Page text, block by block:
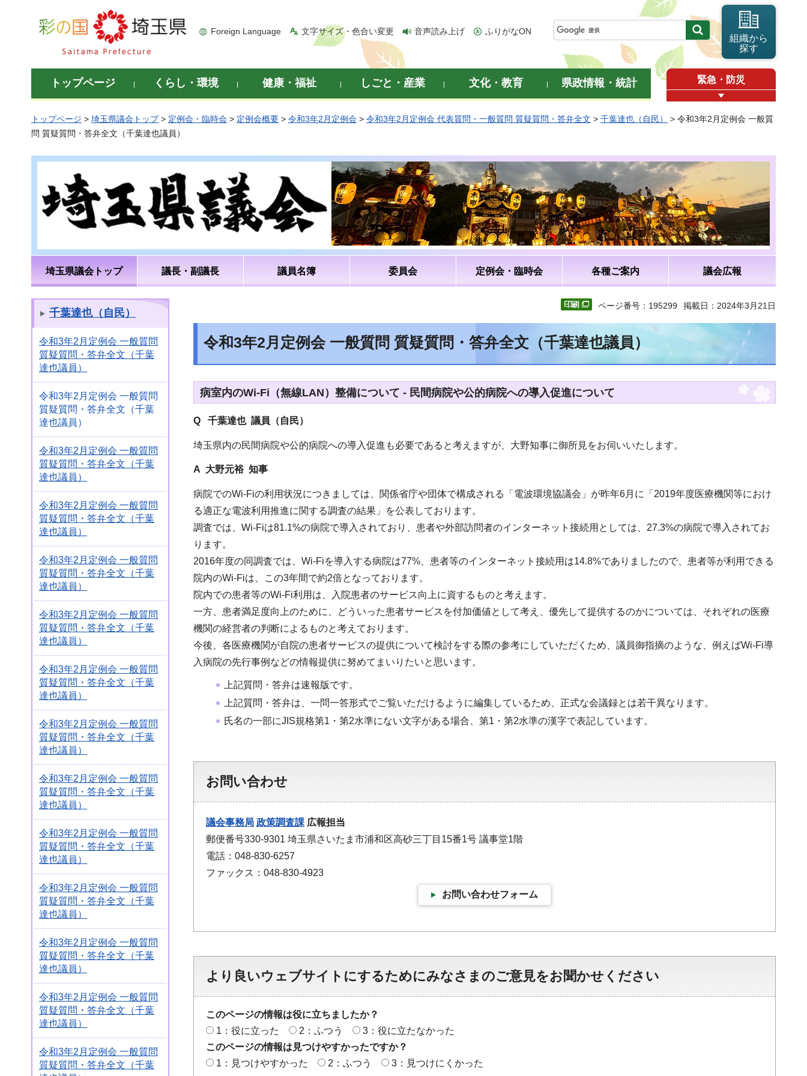
彩の国 埼玉県
Foreign Language 文字サイズ・色合い変更 音声読み上げ ふりがなON
組織から
探す
トップページ くらし・環境 健康・福祉 しごと・産業 文化・教育 県政情報・統計 緊急・防災
トップページ > 埼玉県議会トップ> 定例会・臨時会 > 定例会概要 > 令和3年2月定例会 > 令和3年2月定例会 代表質問・一般質問 質疑質問・答弁全文 > 千葉達也（自民）
> 令和3年2月定例会 一般質
問 質疑質問・答弁全文（千葉達也議員）
埼玉県議会トップ 議長・副議長 議員名簿 委員会 定例会・臨時会 各種ご案内 議会広報
千葉達也（自民）
令和3年2月定例会 一般質問
質疑質問・答弁全文（千葉
達也議員）
令和3年2月定例会 一般質問
質疑質問・答弁全文（千葉
達也議員）
令和3年2月定例会 一般質問
質疑質問・答弁全文（千葉
達也議員）
令和3年2月定例会 一般質問
質疑質問・答弁全文（千葉
達也議員）
令和3年2月定例会 一般質問
質疑質問・答弁全文（千葉
達也議員）
令和3年2月定例会 一般質問
質疑質問・答弁全文（千葉
達也議員）
令和3年2月定例会 一般質問
質疑質問・答弁全文（千葉
達也議員）
令和3年2月定例会 一般質問
質疑質問・答弁全文（千葉
達也議員）
令和3年2月定例会 一般質問
質疑質問・答弁全文（千葉
達也議員）
令和3年2月定例会 一般質問
質疑質問・答弁全文（千葉
達也議員）
令和3年2月定例会 一般質問
質疑質問・答弁全文（千葉
達也議員）
令和3年2月定例会 一般質問
質疑質問・答弁全文（千葉
達也議員）
令和3年2月定例会 一般質問
質疑質問・答弁全文（千葉
達也議員）
令和3年2月定例会 一般質問
質疑質問・答弁全文（千葉
ページ番号：195299 掲載日：2024年3月21日
令和3年2月定例会 一般質問 質疑質問・答弁全文（千葉達也議員）
病室内のWi-Fi（無線LAN）整備について - 民間病院や公的病院への導入促進について
Q 千葉達也 議員（自民）
埼玉県内の民間病院や公的病院への導入促進も必要であると考えますが、大野知事に御所見をお伺いいたします。
A 大野元裕 知事
病院でのWi-Fiの利用状況につきましては、関係省庁や団体で構成される「電波環境協議会」が昨年6月に「2019年度医療機関等におけ
る適正な電波利用推進に関する調査の結果」を公表しております。
調査では、Wi-Fiは81.1%の病院で導入されており、患者や外部訪問者のインターネット接続用としては、27.3%の病院で導入されてお
ります。
2016年度の同調査では、Wi-Fiを導入する病院は77%、患者等のインターネット接続用は14.8%でありましたので、患者等が利用できる
院内のWi-Fiは、この3年間で約2倍となっております。
院内での患者等のWi-Fi利用は、入院患者のサービス向上に資するものと考えます。
一方、患者満足度向上のために、どういった患者サービスを付加価値として考え、優先して提供するのかについては、それぞれの医療
機関の経営者の判断によるものと考えております。
今後、各医療機関が自院の患者サービスの提供について検討をする際の参考にしていただくため、議員御指摘のような、例えばWi-Fi導
入病院の先行事例などの情報提供に努めてまいりたいと思います。
上記質問・答弁は速報版です。
上記質問・答弁は、一問一答形式でご覧いただけるように編集しているため、正式な会議録とは若干異なります。
氏名の一部にJIS規格第1・第2水準にない文字がある場合、第1・第2水準の漢字で表記しています。
お問い合わせ
議会事務局 政策調査課 広報担当
郵便番号330-9301 埼玉県さいたま市浦和区高砂三丁目15番1号 議事堂1階
電話：048-830-6257
ファックス：048-830-4923
お問い合わせフォーム
より良いウェブサイトにするためにみなさまのご意見をお聞かせください
このページの情報は役に立ちましたか？
1：役に立った
2：ふつう
3：役に立たなかった
このページの情報は見つけやすかったですか？
1：見つけやすかった
2：ふつう 3：見つけにくかった